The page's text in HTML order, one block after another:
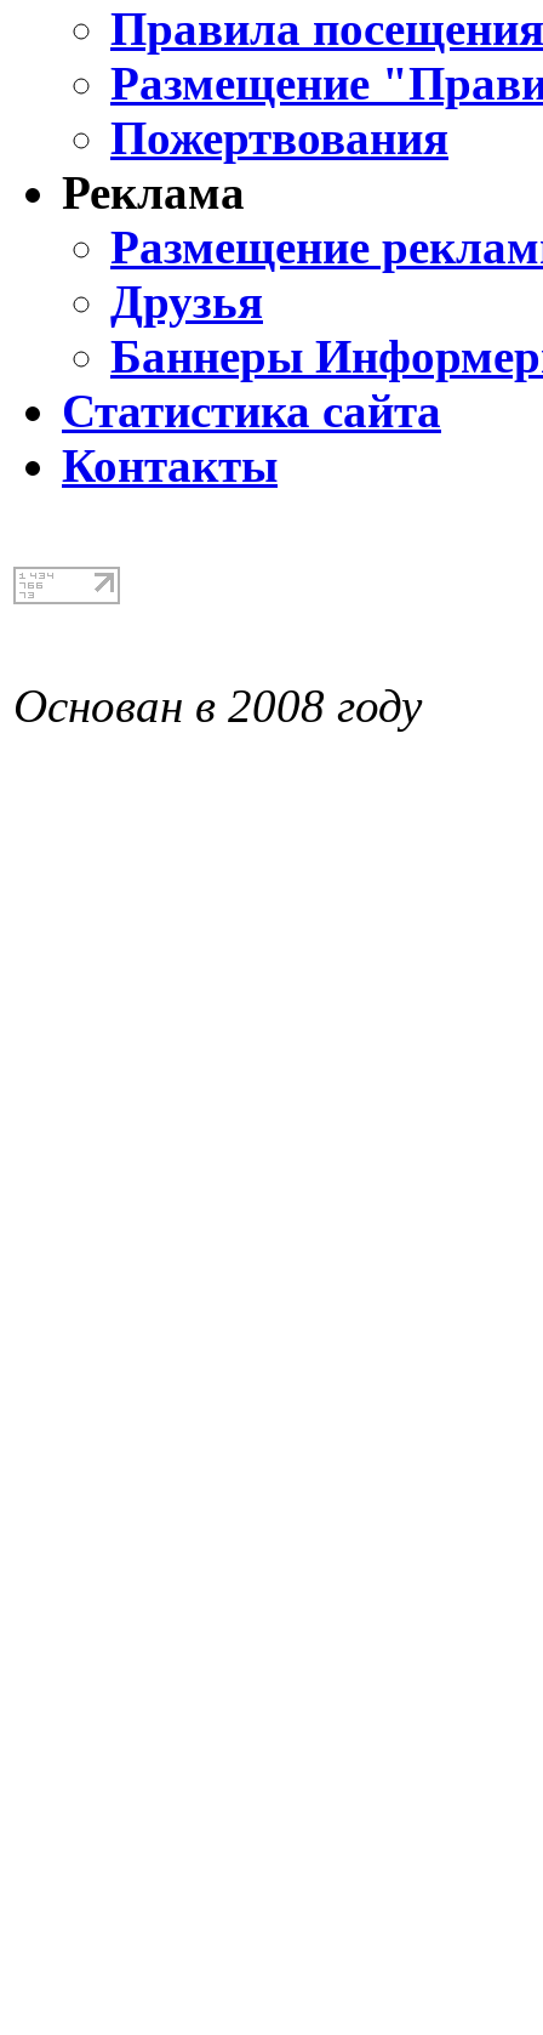
Правила
Размещение
Пожертвования
Реклама
Размещение
Друзья
Баннеры
Статистика сайта
Контакты
Основан в 2008 году